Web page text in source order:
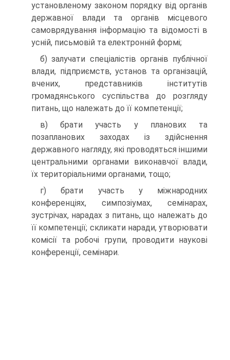
установленому законом порядку від органів
державної влади та органів місцевого
самоврядування інформацію та відомості в
усній, письмовій та електронній формі;
б) залучати спеціалістів органів публічної
влади, підприємств, установ та організацій,
вчених, представників інститутів
громадянського суспільства до розгляду
питань, що належать до її компетенції;
в) брати участь у планових та
позапланових заходах із здійснення
державного нагляду, які проводяться іншими
центральними органами виконавчої влади,
їх територіальними органами, тощо;
г) брати участь у міжнародних
конференціях, симпозіумах, семінарах,
зустрічах, нарадах з питань, що належать до
її компетенції; скликати наради, утворювати
комісії та робочі групи, проводити наукові
конференції, семінари.